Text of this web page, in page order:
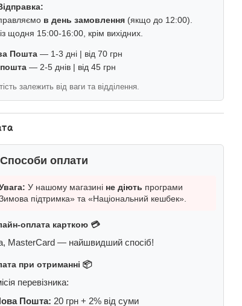
в день замовлення (якщо до 12:00).
щодня 15:00-16:00, крім вихідних.
Пошта — 1-3 дні | від 70 грн
— 2-5 днів | від 45 грн
залежить від ваги та відділення.
оплати
У нашому магазині не діють програми
підтримка» та «Національний кешбек».
оплата карткою 💳
MasterCard — найшвидший спосіб!
при отриманні 📦
перевізника:
Пошта: 20 грн + 2% від суми